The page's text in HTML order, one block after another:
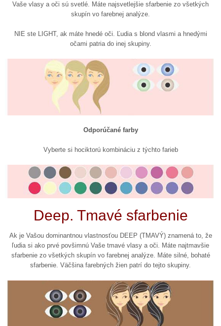
Vaše vlasy a oči sú svetlé. Máte najsvetlejšie sfarbenie zo všetkých
skupín vo farebnej analýze.
NIE ste LIGHT, ak máte hnedé oči. Ľudia s blond vlasmi a hnedými
očami patria do inej skupiny.
Odporúčané farby
Vyberte si hociktorú kombináciu z týchto farieb
Deep. Tmavé sfarbenie
Ak je Vašou dominantnou vlastnosťou DEEP (TMAVÝ) znamená to, že
ľudia si ako prvé povšimnú Vaše tmavé vlasy a oči. Máte najtmavšie
sfarbenie zo všetkých skupín vo farebnej analýze. Máte silné, bohaté
sfarbenie. Väčšina farebných žien patrí do tejto skupiny.